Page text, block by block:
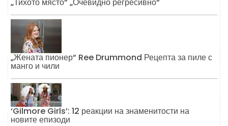
„Тихото място“ „Очевидно регресивно“
„Жената пионер“ Ree Drummond Рецепта за пиле с
манго и чили
‘Gilmore Girls’: 12 реакции на знаменитости на
новите епизоди